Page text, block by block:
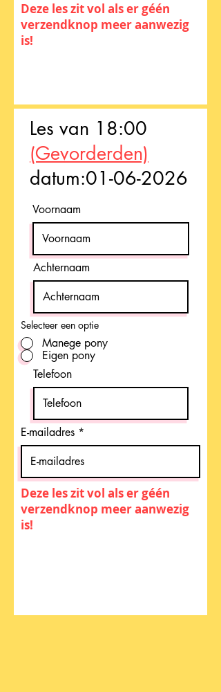
Deze les zit vol als er géén
verzendknop meer aanwezig
is!
Les van 18:00
(Gevorderden)
datum:01-06-2026
Voornaam
Achternaam
Selecteer een optie
Manege pony
Eigen pony
Telefoon
E-mailadres
Deze les zit vol als er géén
verzendknop meer aanwezig
is!